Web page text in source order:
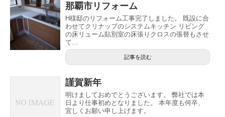
那覇市リフォーム
H様邸のリフォーム工事完了しました。 既設に合
わせてクリナップのシステムキッチン リビング
の床リューム貼別室の床張りクロスの張替もさせ
て...
記事を読む
謹賀新年
明けましておめでとうございます。 弊社では本
日より仕事初めとなりました。 本年度も何卒、
宜しくお願い申し上げます。